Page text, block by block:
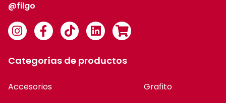
@filgo
Categorías de productos
Accesorios
Grafito